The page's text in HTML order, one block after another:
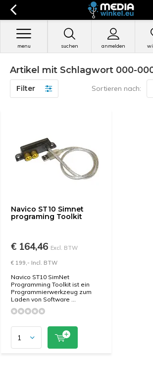
suchen anmelden
menu
Artikel mit Schlagwort 000-
Filter Sortieren nach:
Navico ST10 Simnet
programing Toolkit
€ 164,46 Excl. BTW
€ 199,- Incl. BTW
Navico ST10 SimNet
Programming Toolkit ist ein
Programmierwerkzeug zum
Laden von Software ...